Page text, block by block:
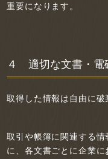
重要になります。
４ 適切な文書・電
取得した情報は自由に破
取引や帳簿に関連する
に、各文書ごとに企業に